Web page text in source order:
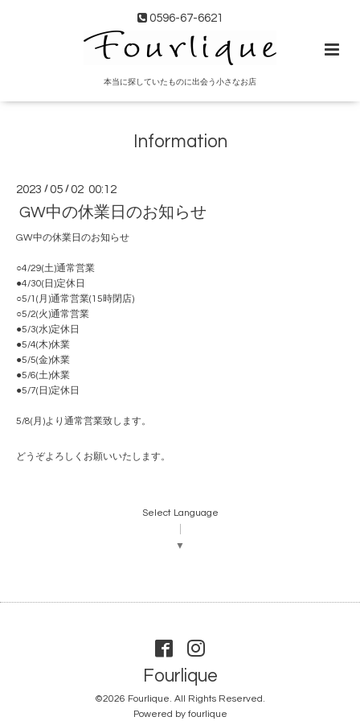
0596-67-6621
本当に探していたものに出会う小さなお店
Information
2023 /05 /02 00:12
GW中の休業日のお知らせ
GW中の休業日のお知らせ
○4/29(土)通常営業
●4/30(日)定休日
○5/1(月)通常営業(15時閉店)
○5/2(火)通常営業
●5/3(水)定休日
●5/4(木)休業
●5/5(金)休業
●5/6(土)休業
●5/7(日)定休日
5/8(月)より通常営業致します。
どうぞよろしくお願いいたします。
Select Language
▼
Fourlique
©2026 Fourlique. All Rights Reserved.
Powered by fourlique